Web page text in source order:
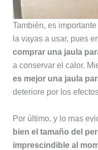
También, es
la vayas a usar, pues
comprar una jaula
a conservar el calor.
es mejor una jaula
deteriore por los
Por último, y lo mas
bien el tamaño del
imprescindible al